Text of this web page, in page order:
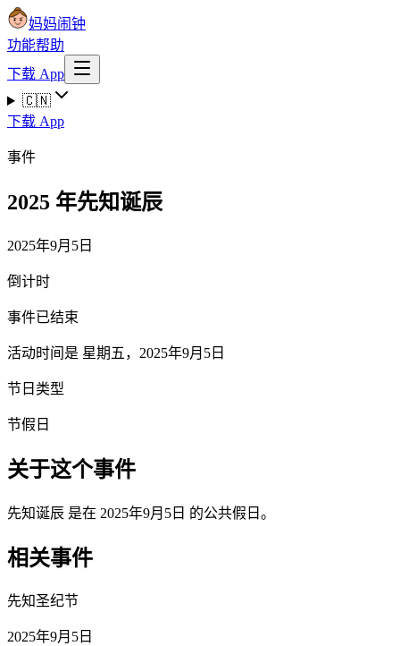
妈妈闹钟
功能帮助
下载 App
🇨🇳
下载 App
事件
2025 年先知诞辰
2025年9月5日
倒计时
事件已结束
活动时间是 星期五，2025年9月5日
节日类型
节假日
关于这个事件
先知诞辰 是在 2025年9月5日 的公共假日。
相关事件
先知圣纪节
2025年9月5日